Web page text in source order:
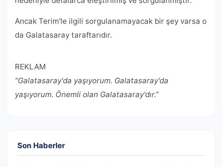
Ancak Terim'le ilgili sorgulanamayacak bir şey varsa o
da Galatasaray taraftarıdır.
REKLAM
“Galatasaray'da yaşıyorum. Galatasaray'da
yaşıyorum. Önemli olan Galatasaray'dır.”
Son Haberler